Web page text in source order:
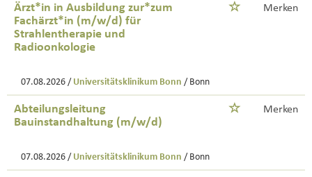
Ärzt*in in Ausbildung zur*zum
Fachärzt*in (m/w/d) für
Strahlentherapie und
Radioonkologie
Merken
07.08.2026 / Universitätsklinikum Bonn / Bonn
Abteilungsleitung
Bauinstandhaltung (m/w/d)
Merken
07.08.2026 / Universitätsklinikum Bonn / Bonn